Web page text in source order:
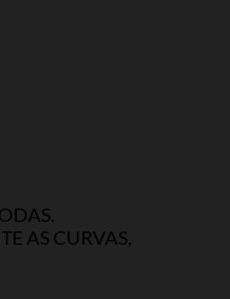
AS CURVAS,